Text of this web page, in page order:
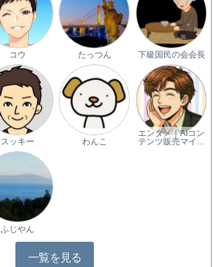
コウ たっつん 下級国民の会会長
スッキー わんこ
エンタメ｜AIコン
テンツ販売マイ…
ふじやん
一覧を見る